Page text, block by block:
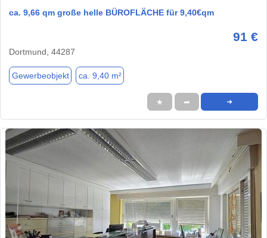
ca. 9,66 qm große helle BÜROFLÄCHE für 9,40€qm
91 €
Dortmund, 44287
Gewerbeobjekt ca. 9,40 m²
★ ➦ ➜